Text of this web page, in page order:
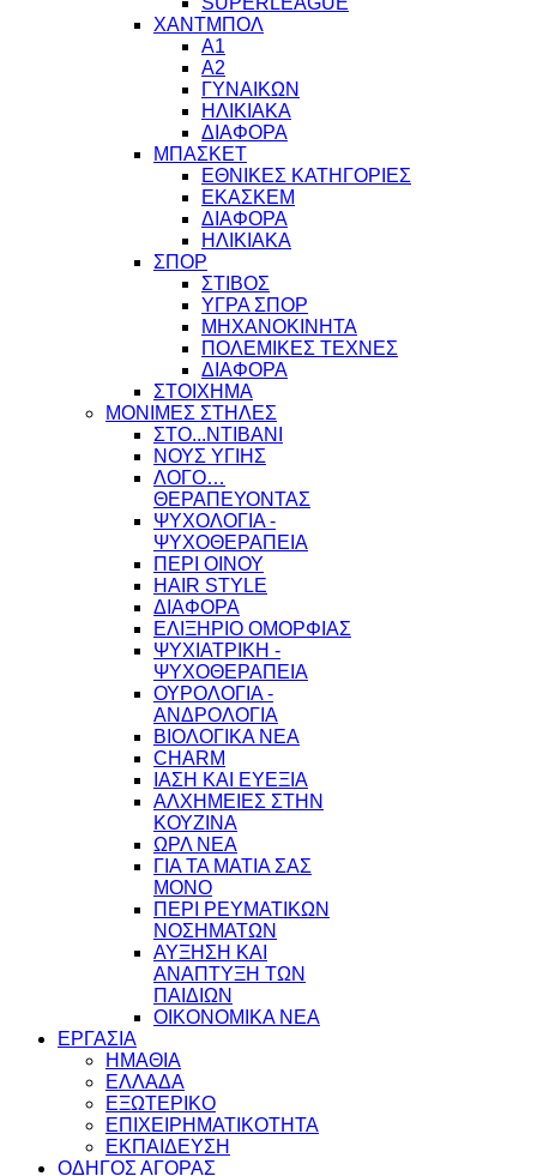
ΧΑΝΤΜΠΟΛ
Α1
Α2
ΓΥΝΑΙΚΩΝ
ΗΛΙΚΙΑΚΑ
ΔΙΑΦΟΡΑ
ΜΠΑΣΚΕΤ
ΕΘΝΙΚΕΣ ΚΑΤΗΓΟΡΙΕΣ
ΕΚΑΣΚΕΜ
ΔΙΑΦΟΡΑ
ΗΛΙΚΙΑΚΑ
ΣΠΟΡ
ΣΤΙΒΟΣ
ΥΓΡΑ ΣΠΟΡ
ΜΗΧΑΝΟΚΙΝΗΤΑ
ΠΟΛΕΜΙΚΕΣ ΤΕΧΝΕΣ
ΔΙΑΦΟΡΑ
ΣΤΟΙΧΗΜΑ
ΜΟΝΙΜΕΣ ΣΤΗΛΕΣ
ΣΤΟ...ΝΤΙΒΑΝΙ
ΝΟΥΣ ΥΓΙΗΣ
ΛΟΓΟ…
ΘΕΡΑΠΕΥΟΝΤΑΣ
ΨΥΧΟΛΟΓΙΑ -
ΨΥΧΟΘΕΡΑΠΕΙΑ
ΠΕΡΙ ΟΙΝΟΥ
HAIR STYLE
ΔΙΑΦΟΡΑ
ΕΛΙΞΗΡΙΟ ΟΜΟΡΦΙΑΣ
ΨΥΧΙΑΤΡΙΚΗ -
ΨΥΧΟΘΕΡΑΠΕΙΑ
ΟΥΡΟΛΟΓΙΑ -
ΑΝΔΡΟΛΟΓΙΑ
ΒΙΟΛΟΓΙΚΑ ΝΕΑ
CHARM
ΙΑΣΗ ΚΑΙ ΕΥΕΞΙΑ
ΑΛΧΗΜΕΙΕΣ ΣΤΗΝ
ΚΟΥΖΙΝΑ
ΩΡΛ ΝEA
ΓΙΑ ΤΑ ΜΑΤΙΑ ΣΑΣ
ΜΟΝΟ
ΠΕΡΙ ΡΕΥΜΑΤΙΚΩΝ
ΝΟΣΗΜΑΤΩΝ
ΑΥΞΗΣΗ ΚΑΙ
ΑΝΑΠΤΥΞΗ ΤΩΝ
ΠΑΙΔΙΩΝ
ΟΙΚΟΝΟΜΙΚΑ ΝΕΑ
ΕΡΓΑΣΙΑ
ΗΜΑΘΙΑ
ΕΛΛΑΔΑ
ΕΞΩΤΕΡΙΚΟ
ΕΠΙΧΕΙΡΗΜΑΤΙΚΟΤΗΤΑ
ΕΚΠΑΙΔΕΥΣΗ
ΟΔΗΓΟΣ ΑΓΟΡΑΣ